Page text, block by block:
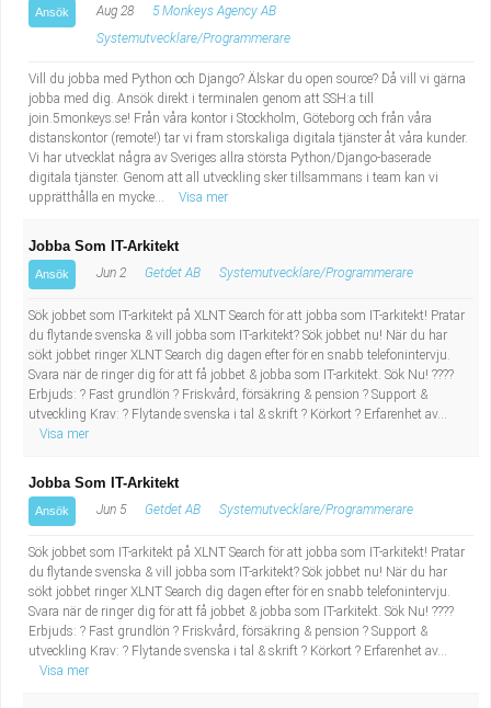
Ansök Aug 28
5 Monkeys Agency AB
Systemutvecklare/Programmerare
Vill du jobba med Python och Django? Älskar du open source? Då vill vi gärna
jobba med dig. Ansök direkt i terminalen genom att SSH:a till
join.5monkeys.se! Från våra kontor i Stockholm, Göteborg och från våra
distanskontor (remote!) tar vi fram storskaliga digitala tjänster åt våra kunder.
Vi har utvecklat några av Sveriges allra största Python/Django-baserade
digitala tjänster. Genom att all utveckling sker tillsammans i team kan vi
upprätthålla en mycke...
Visa mer
Jobba Som IT-Arkitekt
Ansök Jun 2 Getdet AB Systemutvecklare/Programmerare
Sök jobbet som IT-arkitekt på XLNT Search för att jobba som IT-arkitekt! Pratar
du flytande svenska & vill jobba som IT-arkitekt? Sök jobbet nu! När du har
sökt jobbet ringer XLNT Search dig dagen efter för en snabb telefonintervju.
Svara när de ringer dig för att få jobbet & jobba som IT-arkitekt. Sök Nu! ????
Erbjuds: ? Fast grundlön ? Friskvård, försäkring & pension ? Support &
utveckling Krav: ? Flytande svenska i tal & skrift ? Körkort ? Erfarenhet av...
Visa mer
Jobba Som IT-Arkitekt
Ansök Jun 5 Getdet AB Systemutvecklare/Programmerare
Sök jobbet som IT-arkitekt på XLNT Search för att jobba som IT-arkitekt! Pratar
du flytande svenska & vill jobba som IT-arkitekt? Sök jobbet nu! När du har
sökt jobbet ringer XLNT Search dig dagen efter för en snabb telefonintervju.
Svara när de ringer dig för att få jobbet & jobba som IT-arkitekt. Sök Nu! ????
Erbjuds: ? Fast grundlön ? Friskvård, försäkring & pension ? Support &
utveckling Krav: ? Flytande svenska i tal & skrift ? Körkort ? Erfarenhet av...
Visa mer